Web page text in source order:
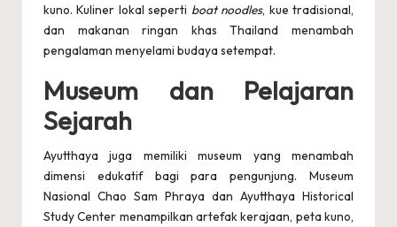
kuno. Kuliner lokal seperti boat noodles, kue tradisional,
dan makanan ringan khas Thailand menambah
pengalaman menyelami budaya setempat.
Museum dan Pelajaran
Sejarah
Ayutthaya juga memiliki museum yang menambah
dimensi edukatif bagi para pengunjung. Museum
Nasional Chao Sam Phraya dan Ayutthaya Historical
Study Center menampilkan artefak kerajaan, peta kuno,